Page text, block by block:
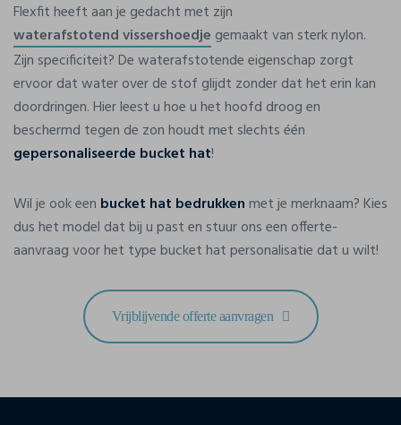
Flexfit heeft aan je gedacht met zijn
waterafstotend vissershoedjegemaakt van sterk nylon.
Zijn specificiteit? De waterafstotende eigenschap zorgt
ervoor dat water over de stof glijdt zonder dat het erin kan
doordringen. Hier leest u hoe u het hoofd droog en
beschermd tegen de zon houdt met slechts één
gepersonaliseerde bucket hat!
Wil je ook een bucket hat bedrukkenmet je merknaam? Kies
dus het model dat bij u past en stuur ons een offerte-
aanvraag voor het type bucket hat personalisatie dat u wilt!
Vrijblijvende offerte aanvragen